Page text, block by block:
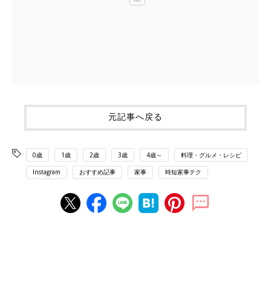
元記事へ戻る
0歳 1歳 2歳 3歳 4歳～ 料理・グルメ・レシピ
Instagram おすすめ記事 家事 時短家事テク